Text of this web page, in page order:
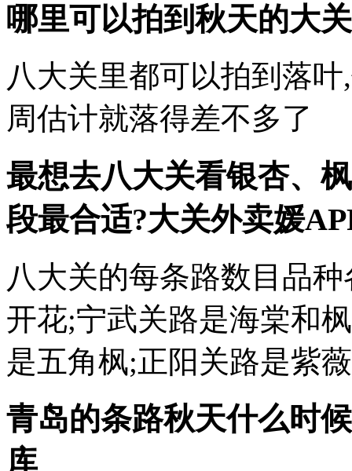
哪里可以拍到秋天的大
八大关里都可以拍到落
周估计就落得差不多了
最想去八大关看银杏、
段最合适?大关外卖媛
八大关的每条路数目品
开花;宁武关路是海棠和
是五角枫;正阳关路是紫
青岛的条路秋天什么时
库